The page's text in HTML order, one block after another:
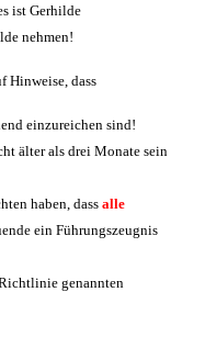
ist Gerhilde
nehmen!
Hinweise, dass
einzureichen sind!
älter als drei Monate sein
haben, dass alle
ein Führungszeugnis
genannten